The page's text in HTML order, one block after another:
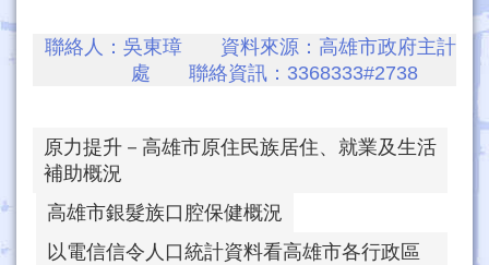
聯絡人：吳東璋 資料來源：高雄市政府主計
處 聯絡資訊：3368333#2738
原力提升－高雄市原住民族居住、就業及生活
補助概況
高雄市銀髮族口腔保健概況
以電信信令人口統計資料看高雄市各行政區